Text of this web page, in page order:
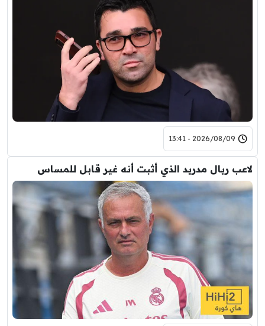
2026/08/09 - 13:41
لاعب ريال مدريد الذي أثبت أنه غير قابل للمساس